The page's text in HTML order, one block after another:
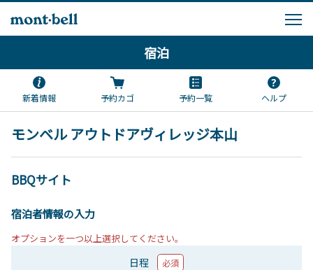
宿泊
新着情報 予約カゴ 予約一覧 ヘルプ
モンベル アウトドアヴィレッジ本山
BBQサイト
宿泊者情報の入力
オプションを一つ以上選択してください。
日程 必須